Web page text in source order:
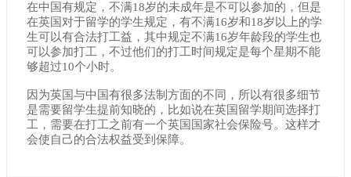
在中国有规定，不满18岁的未成年是不可以参加的，但是
在英国对于留学的学生规定，有不满16岁和18岁以上的学
生可以有合法打工益，其中规定不满16岁年龄段的学生也
可以参加打工，不过他们的打工时间规定是每个星期不能
够超过10个小时。
因为英国与中国有很多法制方面的不同，所以有很多细节
是需要留学生提前知晓的，比如说在英国留学期间选择打
工，需要在打工之前有一个英国国家社会保险号。这样才
会使自己的合法权益受到保障。